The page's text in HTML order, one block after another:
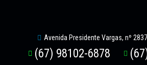
Avenida Presidente Vargas, nº
(67) 98102-6878